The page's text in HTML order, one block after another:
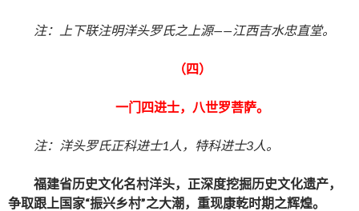
注：上下联注明洋头罗氏之上源——江西吉水忠直堂。
（四）
一门四进士，八世罗菩萨。
注：洋头罗氏正科进士1人，特科进士3人。
福建省历史文化名村洋头，正深度挖掘历史文化遗产，
争取跟上国家“振兴乡村”之大潮，重现康乾时期之辉煌。